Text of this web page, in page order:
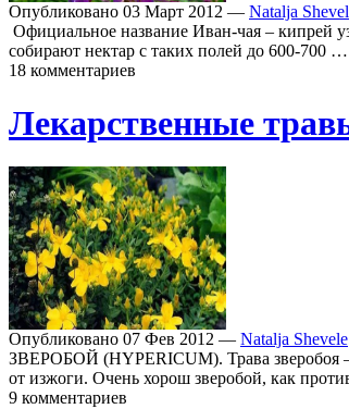
Опубликовано 03 Март 2012 — Natalja
Официальное название Иван-чая – кипрей
собирают нектар с таких полей до 600-700 …
18 комментариев
Лекарственные
Опубликовано 07 Фев 2012 — Natalja Shevele
ЗВЕРОБОЙ (HYPERICUM). Трава зверобоя —
от изжоги. Очень хорош зверобой, как
9 комментариев